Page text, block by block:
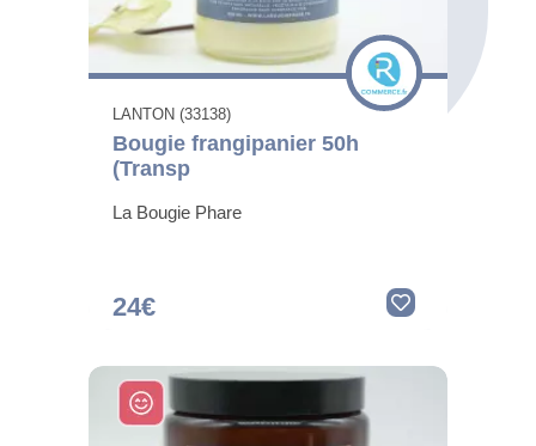
LANTON (33138)
Bougie frangipanier 50h
(Transp
La Bougie Phare
24€